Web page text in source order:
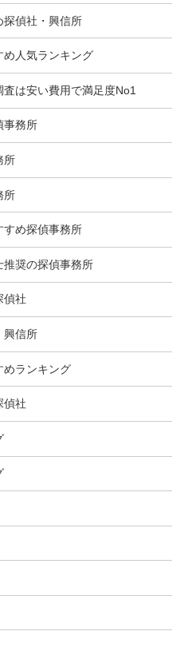
DV調査
探偵社・興信所
め人気ランキング
は安い費用で満足度No1
事務所
所
所
すめ探偵事務所
推奨の探偵事務所
偵社
興信所
めランキング
偵社